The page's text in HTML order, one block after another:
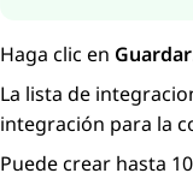
Haga clic en Guardar
La lista de
integración para la
Puede crear hasta